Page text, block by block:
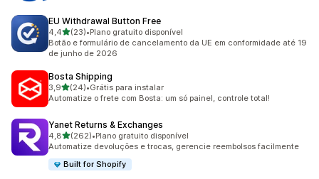
EU Withdrawal Button Free
4,4de 5 estrelas
(23)
23 avaliações ao todo
•Plano gratuito disponível
Botão e formulário de cancelamento da UE em conformidade até 19
de junho de 2026
Bosta Shipping
3,9de 5 estrelas
(24)
24 avaliações ao todo
•Grátis para instalar
Automatize o frete com Bosta: um só painel, controle total!
Yanet Returns & Exchanges
4,8de 5 estrelas
(262)
262 avaliações ao todo
•Plano gratuito disponível
Automatize devoluções e trocas, gerencie reembolsos facilmente
Built for Shopify